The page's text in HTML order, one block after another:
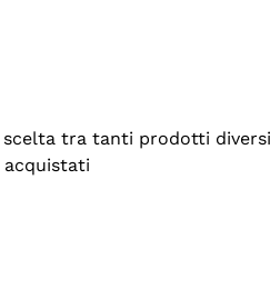
tra tanti prodotti